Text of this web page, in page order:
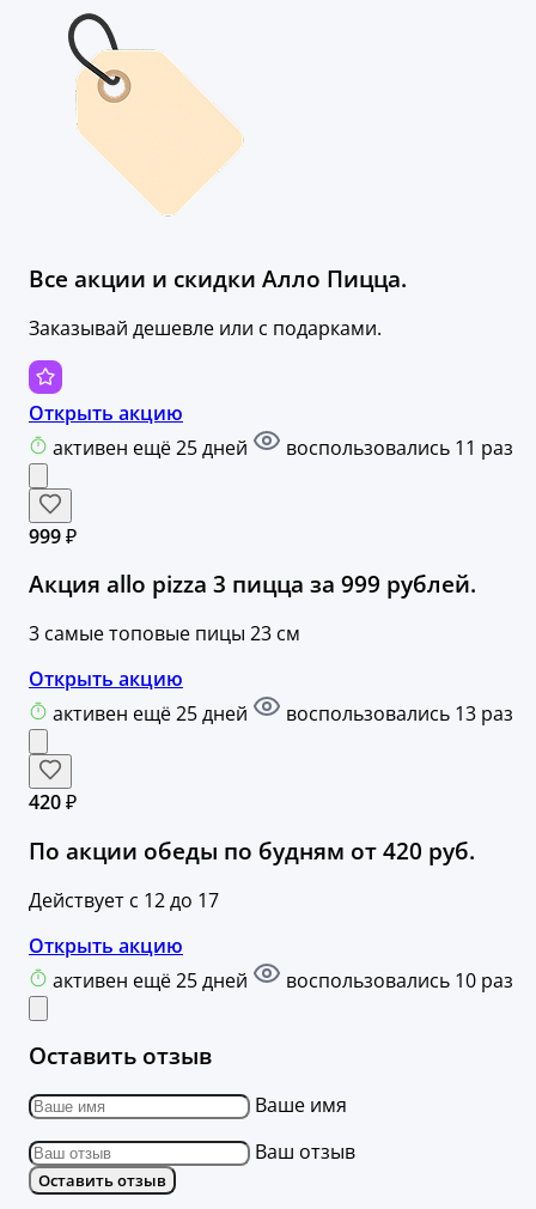
Все акции и скидки Алло Пицца.
Заказывай дешевле или с подарками.
Открыть акцию
активен ещё 25 дней
воспользовались 11 раз
999 ₽
Акция allo pizza 3 пицца за 999 рублей.
3 самые топовые пицы 23 см
Открыть акцию
активен ещё 25 дней
воспользовались 13 раз
420 ₽
По акции обеды по будням от 420 руб.
Действует с 12 до 17
Открыть акцию
активен ещё 25 дней
воспользовались 10 раз
Оставить отзыв
Ваше имя
Ваш отзыв
Оставить отзыв